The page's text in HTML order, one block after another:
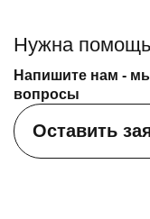
Нужна
Напишите нам -
вопросы
Оставить